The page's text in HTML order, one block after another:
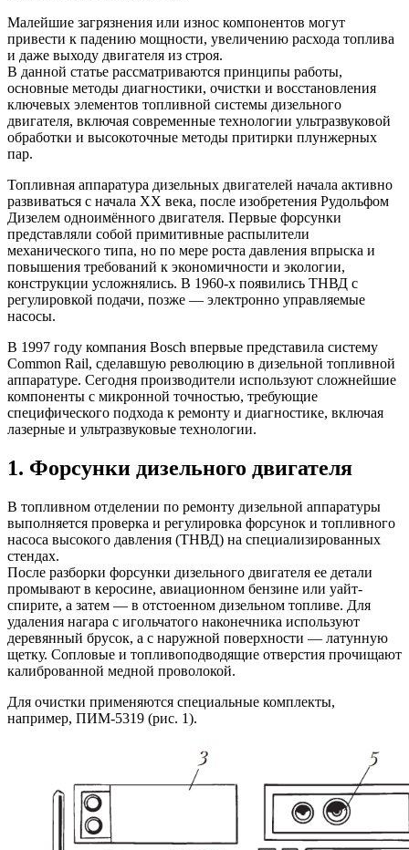
Малейшие загрязнения или износ компонентов могут
привести к падению мощности, увеличению расхода топлива
и даже выходу двигателя из строя.
В данной статье рассматриваются принципы работы,
основные методы диагностики, очистки и восстановления
ключевых элементов топливной системы дизельного
двигателя, включая современные технологии ультразвуковой
обработки и высокоточные методы притирки плунжерных
пар.
Топливная аппаратура дизельных двигателей начала активно
развиваться с начала XX века, после изобретения Рудольфом
Дизелем одноимённого двигателя. Первые форсунки
представляли собой примитивные распылители
механического типа, но по мере роста давления впрыска и
повышения требований к экономичности и экологии,
конструкции усложнялись. В 1960-х появились ТНВД с
регулировкой подачи, позже — электронно управляемые
насосы.
В 1997 году компания Bosch впервые представила систему
Common Rail, сделавшую революцию в дизельной топливной
аппаратуре. Сегодня производители используют сложнейшие
компоненты с микронной точностью, требующие
специфического подхода к ремонту и диагностике, включая
лазерные и ультразвуковые технологии.
1. Форсунки дизельного двигателя
В топливном отделении по ремонту дизельной аппаратуры
выполняется проверка и регулировка форсунок и топливного
насоса высокого давления (ТНВД) на специализированных
стендах.
После разборки форсунки дизельного двигателя ее детали
промывают в керосине, авиационном бензине или уайт-
спирите, а затем — в отстоенном дизельном топливе. Для
удаления нагара с игольчатого наконечника используют
деревянный брусок, а с наружной поверхности — латунную
щетку. Сопловые и топливоподводящие отверстия прочищают
калиброванной медной проволокой.
Для очистки применяются специальные комплекты,
например, ПИМ-5319 (рис. 1).